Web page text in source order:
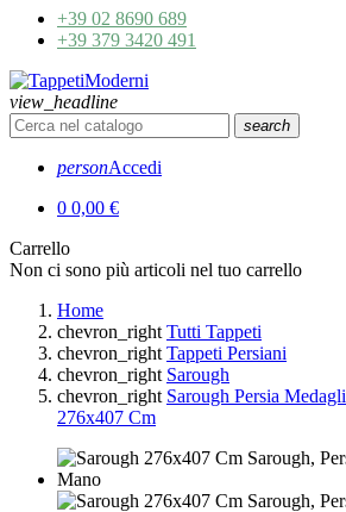
+39 02 8690 689
+39 379 3420 491
view_headline
search
personAccedi
0 0,00 €
Carrello
Non ci sono più articoli nel tuo carrello
Home
chevron_right Tutti Tappeti
chevron_right Tappeti Persiani
chevron_right Sarough
chevron_right Sarough Persia
276x407 Cm